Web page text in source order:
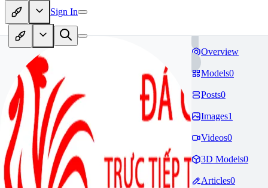
Sign In
Overview
Models0
Posts0
Images1
Videos0
3D Models0
Articles0